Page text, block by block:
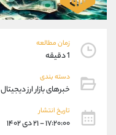
زمان مطالعه
1 دقیقه
دسته بندی
خبرهای بازار ارز دیجیتال
تاریخ انتشار
۱۷:۲۰:۰۰ - ۲۱ دی ۱۴۰۲
تلگرام
داخلی
پشتیبان فروش
واتساپ
داخلی